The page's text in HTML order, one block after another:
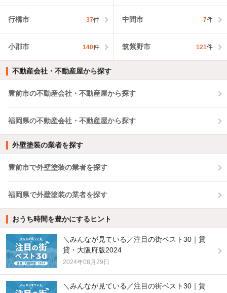
行橋市 37件 中間市 7件
小郡市 140件 筑紫野市 121件
不動産会社・不動産屋から探す
豊前市の不動産会社・不動産屋から探す
福岡県の不動産会社・不動産屋から探す
外壁塗装の業者を探す
豊前市で外壁塗装の業者を探す
福岡県で外壁塗装の業者を探す
おうち時間を豊かにするヒント
＼みんなが見ている／注目の街ベスト30｜賃
貸・大阪府版2024
2024年08月29日
＼みんなが見ている／注目の街ベスト30｜賃